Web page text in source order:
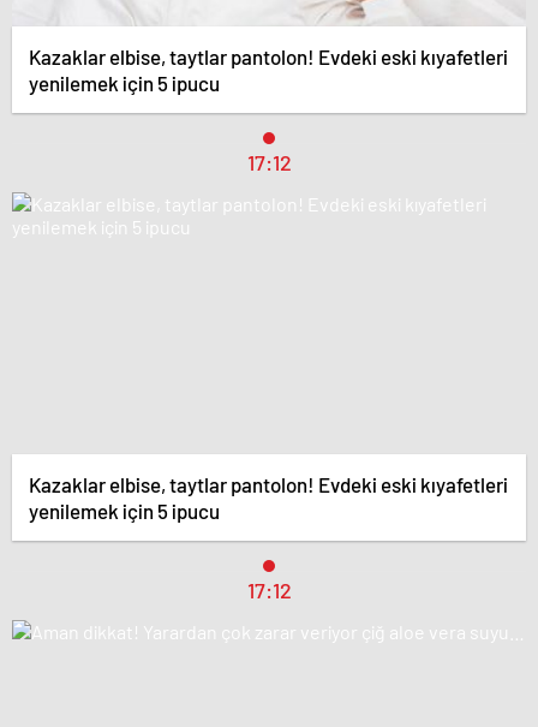
Kazaklar elbise, taytlar pantolon! Evdeki eski kıyafetleri
yenilemek için 5 ipucu
17:12
Kazaklar elbise, taytlar pantolon! Evdeki eski kıyafetleri
yenilemek için 5 ipucu
17:12